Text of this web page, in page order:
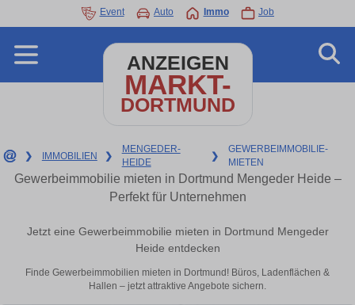
Event Auto Immo Job
ANZEIGEN
MARKT-
DORTMUND
❯ IMMOBILIEN ❯
MENGEDER-
HEIDE
❯
GEWERBEIMMOBILIE-
MIETEN
Gewerbeimmobilie mieten in Dortmund Mengeder Heide –
Perfekt für Unternehmen
Jetzt eine Gewerbeimmobilie mieten in Dortmund Mengeder
Heide entdecken
Finde Gewerbeimmobilien mieten in Dortmund! Büros, Ladenflächen &
Hallen – jetzt attraktive Angebote sichern.